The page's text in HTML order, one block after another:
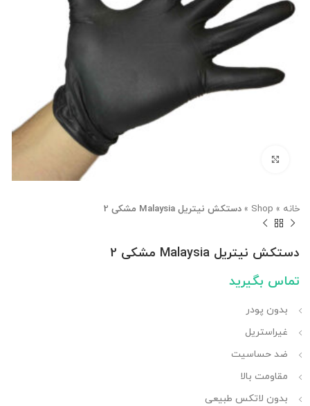
خانه »
Shop
» دستکش نیتریل Malaysia مشکی 2
دستکش نیتریل Malaysia مشکی 2
تماس بگیرید
بدون پودر
غیراستریل
ضد حساسیت
مقاومت بالا
بدون لاتکس طبیعی